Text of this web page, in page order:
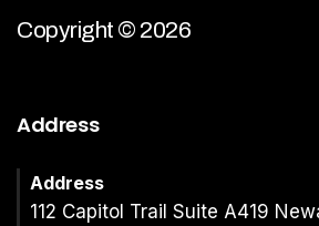
Copyright © 2026
Address
Address
112 Capitol Trail Suite A419